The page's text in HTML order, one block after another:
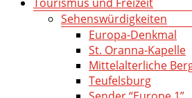
Sehenswürdigkeiten
Europa-Denkmal
St. Oranna-Kapelle
Mittelalterliche
Teufelsburg